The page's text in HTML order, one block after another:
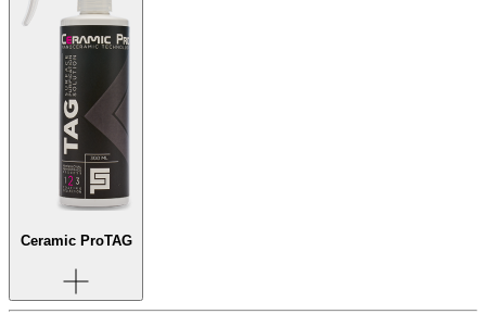
Ceramic ProTAG